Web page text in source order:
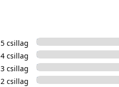
5 csillag
4 csillag
3 csillag
2 csillag